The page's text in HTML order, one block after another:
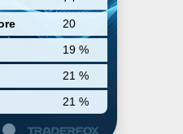
20
19 %
21 %
21 %